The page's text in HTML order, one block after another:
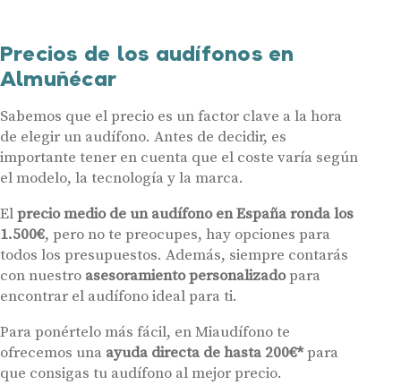
Precios de los audífonos en
Almuñécar
Sabemos que el precio es un factor clave a la hora
de elegir un audífono. Antes de decidir, es
importante tener en cuenta que el coste varía según
el modelo, la tecnología y la marca.
Elprecio medio de un audífono en España ronda los
1.500€, pero no te preocupes, hay opciones para
todos los presupuestos. Además, siempre contarás
con nuestro asesoramiento personalizadopara
encontrar el audífono ideal para ti.
Para ponértelo más fácil, en Miaudífono te
ofrecemos una ayuda directa de hasta 200€*para
que consigas tu audífono al mejor precio.
Servicios
Contacto
audífonos
Nombre E-mail
Acepto recibir comunicaciones comerciales por parte de Miaudífono
y sus colaboradores según se detalla en nuestras Condiciones de uso
Acepto la cesión de estos datos a empresas colaboradoras de
Miaudífono para poder ofrecer los servicios solicitados, según se
detalla en nuestrasCondiciones de uso .
Política de Privacidad.